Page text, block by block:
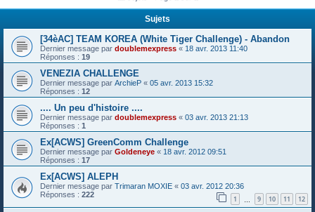
Sujets
[34èAC] TEAM KOREA (White Tiger Challenge) - Abandon
Dernier message par doublemexpress « 18 avr. 2013 11:40
Réponses : 19
VENEZIA CHALLENGE
Dernier message par ArchieP « 05 avr. 2013 15:32
Réponses : 12
.... Un peu d'histoire ....
Dernier message par doublemexpress « 03 avr. 2013 21:13
Réponses : 1
Ex[ACWS] GreenComm Challenge
Dernier message par Goldeneye « 18 avr. 2012 09:51
Réponses : 17
Ex[ACWS] ALEPH
Dernier message par Trimaran MOXIE « 03 avr. 2012 20:36
Réponses : 222 1 9 10 11 12